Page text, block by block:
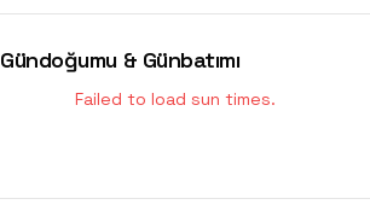
Gündoğumu & Günbatımı
Failed to load sun times.